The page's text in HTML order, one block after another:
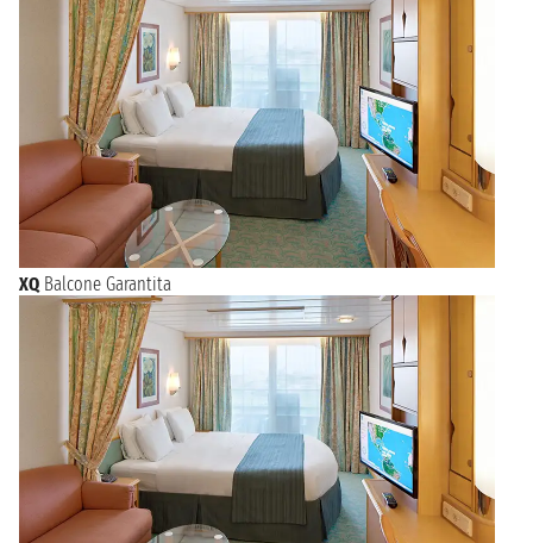
XQ Balcone Garantita